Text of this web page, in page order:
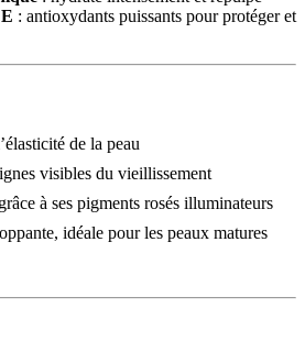
: antioxydants puissants pour protéger et
de la peau
visibles du vieillissement
à ses pigments rosés illuminateurs
idéale pour les peaux matures